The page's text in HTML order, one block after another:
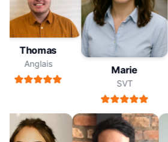
Thomas
Anglais
Marie
SVT